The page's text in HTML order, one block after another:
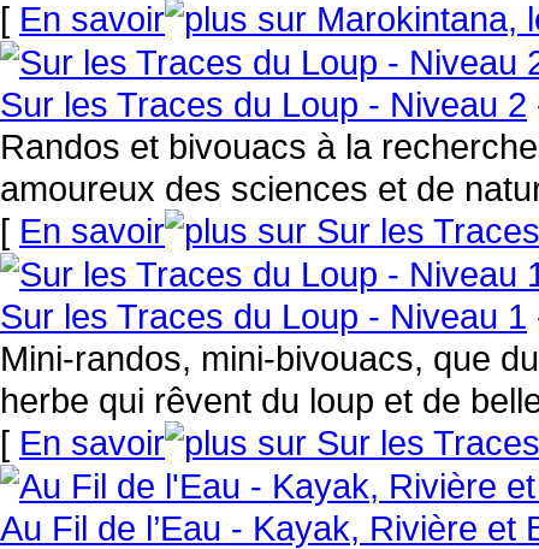
[ En savoir
Sur les Traces du Loup - Niveau 2
Randos et bivouacs à la
amoureux des sciences et de
[ En savoir
Sur les Traces du Loup - Niveau 1
Mini-randos, mini-bivouacs, que
herbe qui rêvent du loup et de
[ En savoir
Au Fil de l’Eau - Kayak, Rivière et